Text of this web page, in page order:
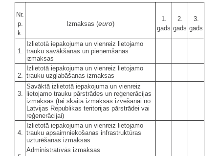
Nr.
p.
k.
Izmaksas (euro)
1.
gads
2.
gads
3.
gads
1.
Izlietotā iepakojuma un vienreiz lietojamo
trauku savākšanas un pieņemšanas
izmaksas
2.
Izlietotā iepakojuma un vienreiz lietojamo
trauku uzglabāšanas izmaksas
3.
Savāktā izlietotā iepakojuma un vienreiz
lietojamo trauku pārstrādes un reģenerācijas
izmaksas (tai skaitā izmaksas izvešanai no
Latvijas Republikas teritorijas pārstrādei vai
reģenerācijai)
4.
Izlietotā iepakojuma un vienreiz lietojamo
trauku apsaimniekošanas infrastruktūras
uzturēšanas izmaksas
Administratīvās izmaksas